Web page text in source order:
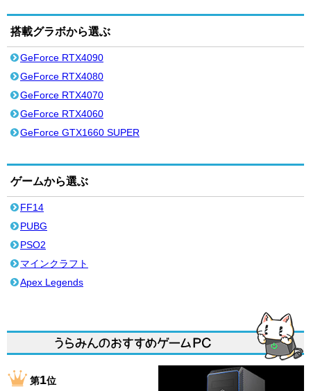
搭載グラボから選ぶ
GeForce RTX4090
GeForce RTX4080
GeForce RTX4070
GeForce RTX4060
GeForce GTX1660 SUPER
ゲームから選ぶ
FF14
PUBG
PSO2
マインクラフト
Apex Legends
第1位